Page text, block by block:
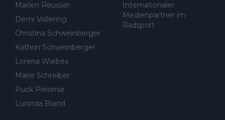
Marlen Reusser
Demi Vollering
Christina Schweinberger
Kathrin Schweinberger
Lorena Wiebes
Marie Schreiber
Puck Pieterse
Lucinda Brand
Internationaler
Medienpartner im
Radsport